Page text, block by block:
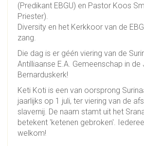
(Predikant EBGU) en Pastor Koos
Priester).
Diversity en het Kerkkoor van de
zang.
Die dag is er géén viering van de
Antilliaanse E.A. Gemeenschap in de
Bernarduskerk!
Keti Koti is een van oorsprong
jaarlijks op 1 juli, ter viering van de
slavernij. De naam stamt uit het
betekent 'ketenen gebroken'.
welkom!